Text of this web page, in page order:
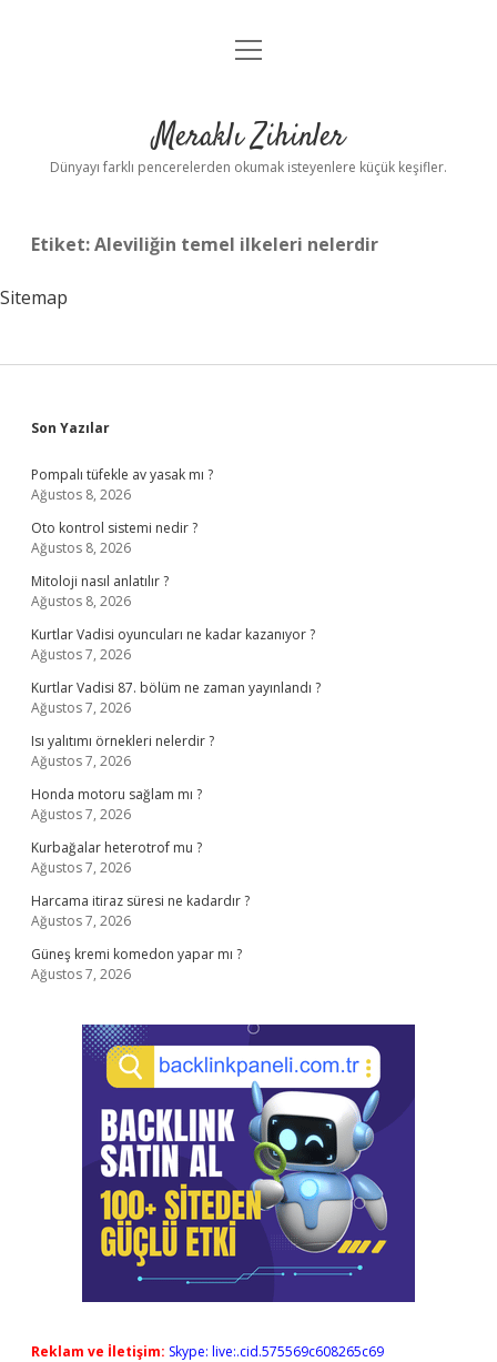
Anasayfa
Yasal Uyarı
menüyü
Meraklı Zihinler
Dünyayı farklı pencerelerden okumak isteyenlere küçük keşifler.
Etiket:Aleviliğin temel ilkeleri nelerdir
Sitemap
Sidebar
Son Yazılar
Pompalı tüfekle av yasak mı ?
Ağustos 8, 2026
Oto kontrol sistemi nedir ?
Ağustos 8, 2026
Mitoloji nasıl anlatılır ?
Ağustos 8, 2026
Kurtlar Vadisi oyuncuları ne kadar kazanıyor ?
Ağustos 7, 2026
Kurtlar Vadisi 87. bölüm ne zaman yayınlandı ?
Ağustos 7, 2026
Isı yalıtımı örnekleri nelerdir ?
Ağustos 7, 2026
Honda motoru sağlam mı ?
Ağustos 7, 2026
Kurbağalar heterotrof mu ?
Ağustos 7, 2026
Harcama itiraz süresi ne kadardır ?
Ağustos 7, 2026
Güneş kremi komedon yapar mı ?
Ağustos 7, 2026
Reklam ve İletişim: Skype: live:.cid.575569c608265c69